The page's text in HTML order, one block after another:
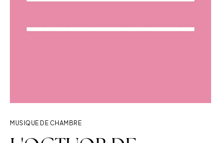
MUSIQUE DE CHAMBRE